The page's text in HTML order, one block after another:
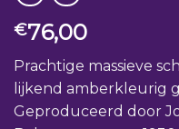
€76,00
Prachtige massieve
lijkend amberkleurig
Geproduceerd door